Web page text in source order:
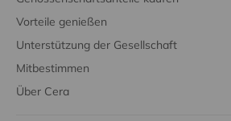
Vorteile genießen
Unterstützung der Gesellschaft
Mitbestimmen
Über Cera